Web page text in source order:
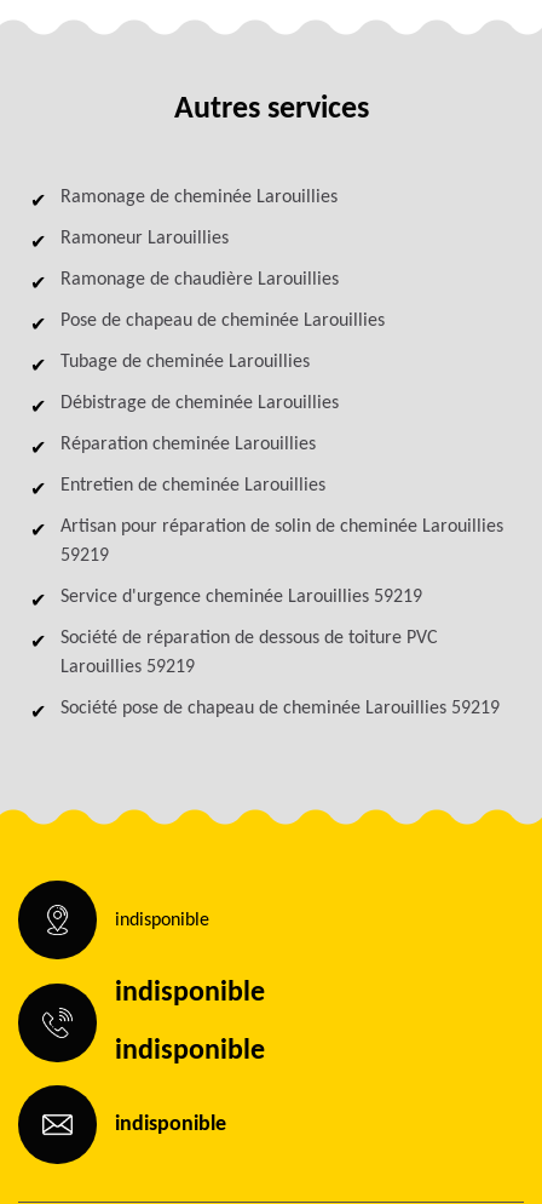
Autres services
Ramonage de cheminée Larouillies
Ramoneur Larouillies
Ramonage de chaudière Larouillies
Pose de chapeau de cheminée Larouillies
Tubage de cheminée Larouillies
Débistrage de cheminée Larouillies
Réparation cheminée Larouillies
Entretien de cheminée Larouillies
Artisan pour réparation de solin de cheminée Larouillies
59219
Service d'urgence cheminée Larouillies 59219
Société de réparation de dessous de toiture PVC
Larouillies 59219
Société pose de chapeau de cheminée Larouillies 59219
indisponible
indisponible
indisponible
indisponible